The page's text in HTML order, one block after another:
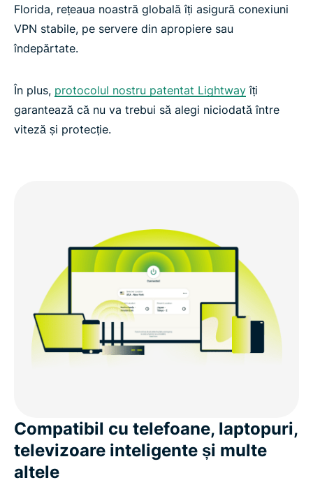
Florida, rețeaua noastră globală îți asigură conexiuni
VPN stabile, pe servere din apropiere sau
îndepărtate.
În plus, protocolul nostru patentat Lightway îți
garantează că nu va trebui să alegi niciodată între
viteză și protecție.
Compatibil cu telefoane, laptopuri,
televizoare inteligente și multe
altele